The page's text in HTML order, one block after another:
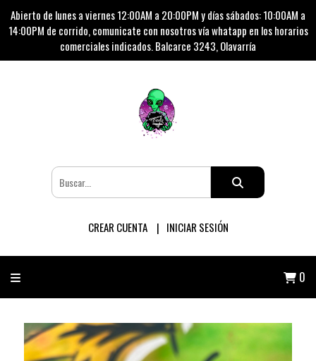
Abierto de lunes a viernes 12:00AM a 20:00PM y días sábados: 10:00AM a
14:00PM de corrido, comunicate con nosotros vía whatapp en los horarios
comerciales indicados. Balcarce 3243, Olavarría
CREAR CUENTA INICIAR SESIÓN
0